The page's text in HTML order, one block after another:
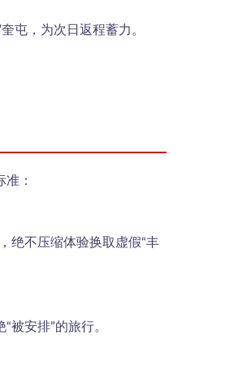
屯，为次日返程蓄力。
：
绝不压缩体验换取虚假“丰
安排”的旅行。